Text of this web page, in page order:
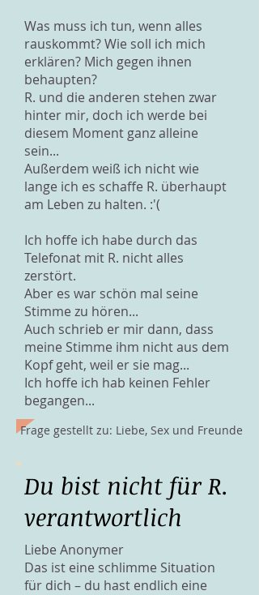
Was muss ich tun, wenn alles
rauskommt? Wie soll ich mich
erklären? Mich gegen ihnen
behaupten?
R. und die anderen stehen zwar
hinter mir, doch ich werde bei
diesem Moment ganz alleine
sein...
Außerdem weiß ich nicht wie
lange ich es schaffe R. überhaupt
am Leben zu halten. :'(
Ich hoffe ich habe durch das
Telefonat mit R. nicht alles
zerstört.
Aber es war schön mal seine
Stimme zu hören...
Auch schrieb er mir dann, dass
meine Stimme ihm nicht aus dem
Kopf geht, weil er sie mag...
Ich hoffe ich hab keinen Fehler
begangen...
Frage gestellt zu: Liebe, Sex und Freunde
Du bist nicht für R.
verantwortlich
Liebe Anonymer
Das ist eine schlimme Situation
für dich – du hast endlich eine